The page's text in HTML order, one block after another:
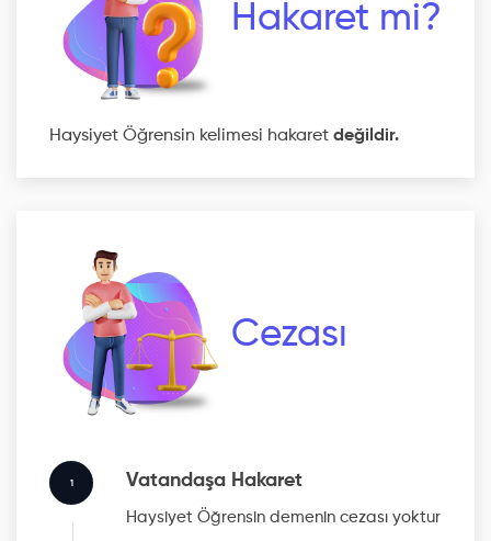
Hakaret mi?
Haysiyet Öğrensin kelimesi hakaret değildir.
Cezası
1 Vatandaşa Hakaret
Haysiyet Öğrensin demenin cezası yoktur